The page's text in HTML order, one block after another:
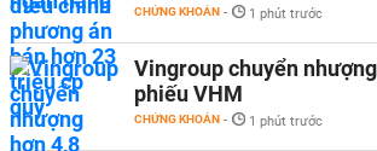
CHỨNG KHOÁN - 1 phút trước
Vingroup chuyển
phiếu VHM
CHỨNG KHOÁN - 1 phút trước